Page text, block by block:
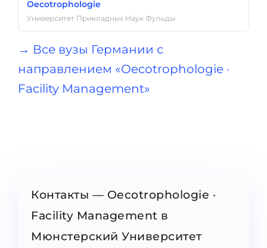
Oecotrophologie
Университет Прикладных Наук Фульды
→ Все вузы Германии с
направлением «Oecotrophologie ·
Facility Management»
Контакты — Oecotrophologie ·
Facility Management в
Мюнстерский Университет